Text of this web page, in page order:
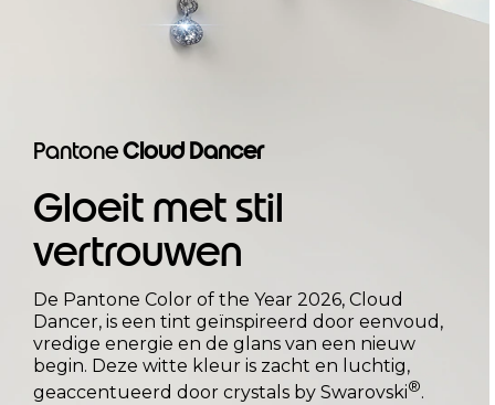
PantoneCloud Dancer
Gloeit met stil
vertrouwen
De Pantone Color of the Year 2026, Cloud
Dancer, is een tint geïnspireerd door eenvoud,
vredige energie en de glans van een nieuw
begin. Deze witte kleur is zacht en luchtig,
geaccentueerd door crystals by Swarovski®.